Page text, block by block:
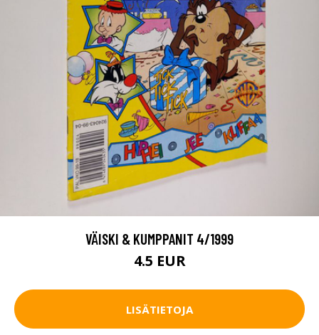
VÄISKI & KUMPPANIT 4/1999
4.5 EUR
LISÄTIETOJA